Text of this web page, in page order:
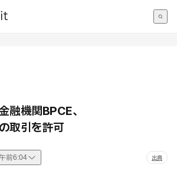
融機関BPCE、
取引を許可
前6:04 出典